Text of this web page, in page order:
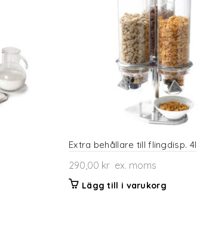
Extra behållare till flingdisp. 4l
290,00 krex. moms
Lägg till i varukorg